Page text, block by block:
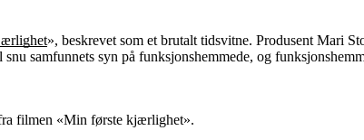
», beskrevet som et brutalt tidsvitne. Produsent Mari
samfunnets syn på funksjonshemmede, og
filmen «Min første kjærlighet».